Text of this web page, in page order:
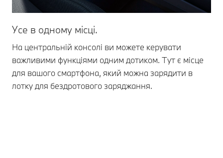
Усе в одному місці.
На центральній консолі ви можете керувати
важливими функціями одним дотиком. Тут є місце
для вашого смартфона, який можна зарядити в
лотку для бездротового заряджання.